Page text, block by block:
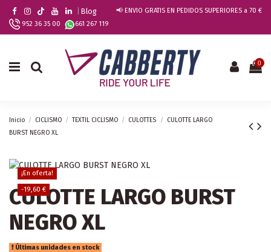
Blog
📢 ENVIO GRATIS EN PEDIDOS SUPERIORES a 70 €
952 36 35 00
661 267 119
0
Inicio CICLISMO TEXTIL CICLISMO CULOTTES
CULOTTE LARGO
BURST NEGRO XL
¡En oferta!
-19,60 €
CULOTTE LARGO BURST
NEGRO XL
Últimas unidades en stock